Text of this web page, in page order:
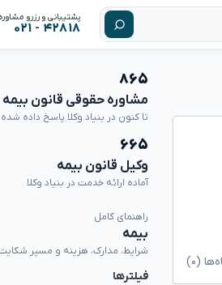
پشتیبانی و رزرو مشاوره
۴۲۸۱۸ - ۰۲۱
(۰)
۸۶۵
مشاوره حقوقی قانون بیمه
تا کنون در بنیاد وکلا پاسخ داده شده
۶۶۵
وکیل قانون بیمه
آماده ارائه خدمت در بنیاد وکلا
راهنمای کامل
بیمه
شرایط، مدارک، هزینه و مسیر
فیلترها